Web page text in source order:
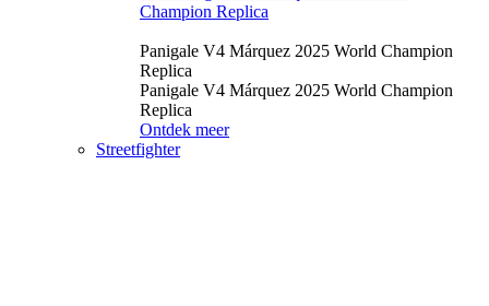
Champion Replica
Panigale V4 Márquez 2025 World Champion
Replica
Panigale V4 Márquez 2025 World Champion
Replica
Ontdek meer
Streetfighter